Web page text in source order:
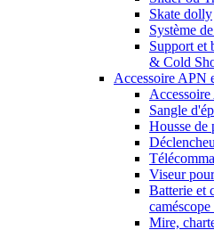
Skate dolly
Système
Support et
& Cold
Accessoire APN
Sangle
Housse de
Viseur
Batterie et
Mire,